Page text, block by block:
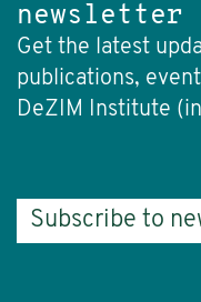
newsletter
Get the latest
publications,
DeZIM Institute
Subscribe to